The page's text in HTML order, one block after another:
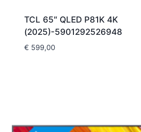
TCL 65″ QLED P81K 4K
(2025)-5901292526948
€ 599,00